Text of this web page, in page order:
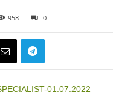
958 0
01.07.2022